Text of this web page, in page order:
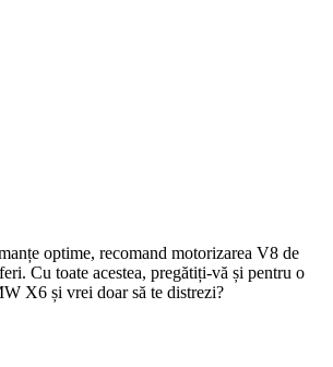
optime, recomand motorizarea V8 de
Cu toate acestea, pregătiți-vă și pentru o
X6 și vrei doar să te distrezi?